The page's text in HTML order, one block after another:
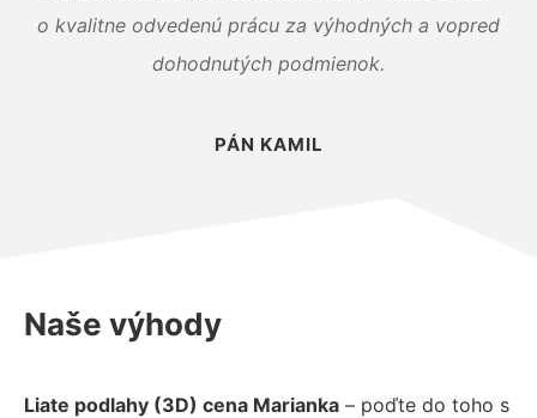
o kvalitne odvedenú prácu za výhodných a vopred
dohodnutých podmienok.
PÁN KAMIL
Naše výhody
Liate podlahy (3D) cena Marianka – poďte do toho s